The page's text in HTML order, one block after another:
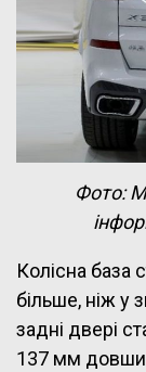
Фото:
Колісна база
більше, ніж у
задні двері
137 мм